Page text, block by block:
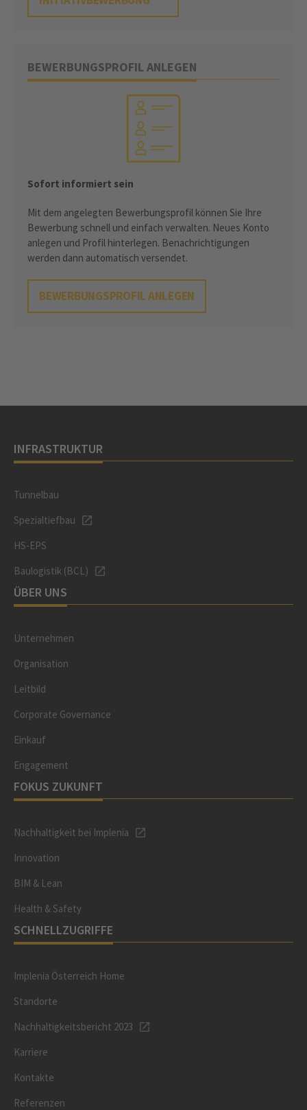
BEWERBUNGSPROFIL ANLEGEN
Sofort informiert sein
Mit dem angelegten Bewerbungsprofil können Sie Ihre
Bewerbung schnell und einfach verwalten. Neues Konto
anlegen und Profil hinterlegen. Benachrichtigungen
werden dann automatisch versendet.
BEWERBUNGSPROFIL ANLEGEN
INFRASTRUKTUR
Tunnelbau
Spezialtiefbau
HS-EPS
Baulogistik (BCL)
ÜBER UNS
Unternehmen
Organisation
Leitbild
Corporate Governance
Einkauf
Engagement
FOKUS ZUKUNFT
Nachhaltigkeit bei Implenia
Innovation
BIM & Lean
Health & Safety
SCHNELLZUGRIFFE
Implenia Österreich Home
Standorte
Nachhaltigkeitsbericht 2023
Karriere
Kontakte
Referenzen